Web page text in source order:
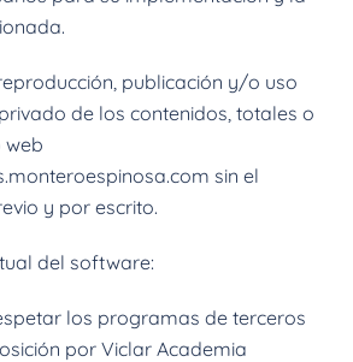
publicación y/o uso
de los contenidos, totales o
web
sin el
y por escrito.
del software:
los programas de terceros
por Viclar Academia